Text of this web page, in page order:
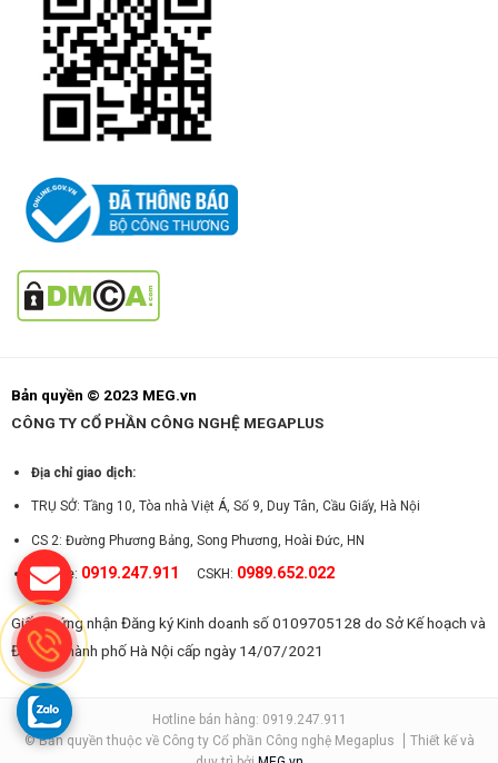
Bản quyền © 2023 MEG.vn
CÔNG TY CỔ PHẦN CÔNG NGHỆ MEGAPLUS
Địa chỉ giao dịch:
TRỤ SỞ: Tầng 10, Tòa nhà Việt Á, Số 9, Duy Tân, Cầu Giấy, Hà Nội
CS 2: Đường Phương Bảng, Song Phương, Hoài Đức, HN
Hotline: 0919.247.911 CSKH: 0989.652.022
Giấy chứng nhận Đăng ký Kinh doanh số 0109705128 do Sở Kế hoạch và
Đầu tư Thành phố Hà Nội cấp ngày 14/07/2021
Hotline bán hàng: 0919.247.911
© Bản quyền thuộc về Công ty Cổ phần Công nghệ Megaplus
Thiết kế và